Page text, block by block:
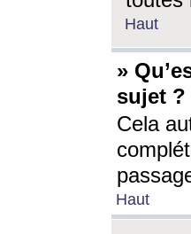
Haut
»
sujet ?
Cela
Haut